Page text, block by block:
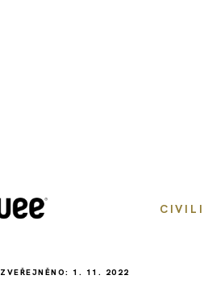
ZVEŘEJNĚNO: 1. 11. 2022